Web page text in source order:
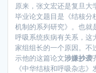
原来，张文宏还是复旦大
毕业论文题目是《结核分
机制的系列研究》。也就
呼吸系统疾病有关系，这
家组组长的一个原因。不
示他的这篇论文涉嫌抄袭
《中华结核和呼吸杂志